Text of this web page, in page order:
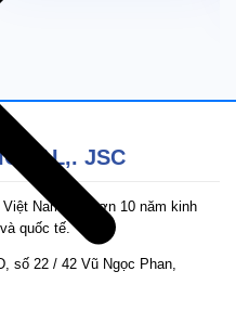
JSC
Nam với hơn 10 năm kinh
quốc tế.
số 22 / 42 Vũ Ngọc Phan,